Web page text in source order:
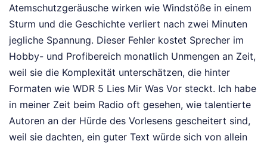
Atemschutzgeräusche wirken wie Windstöße in einem
Sturm und die Geschichte verliert nach zwei Minuten
jegliche Spannung. Dieser Fehler kostet Sprecher im
Hobby- und Profibereich monatlich Unmengen an Zeit,
weil sie die Komplexität unterschätzen, die hinter
Formaten wie WDR 5 Lies Mir Was Vor steckt. Ich habe
in meiner Zeit beim Radio oft gesehen, wie talentierte
Autoren an der Hürde des Vorlesens gescheitert sind,
weil sie dachten, ein guter Text würde sich von allein